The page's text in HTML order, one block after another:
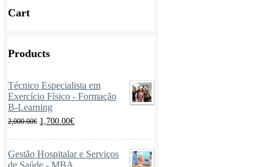
Cart
Products
Técnico Especialista em
Exercício Físico - Formação
B-Learning
2,000.00€ O
preço
original
era:
2,000.00€.
1,700.00€O
preço
atual
é:
1,700.00€.
Gestão Hospitalar e Serviços
de Saúde - MBA